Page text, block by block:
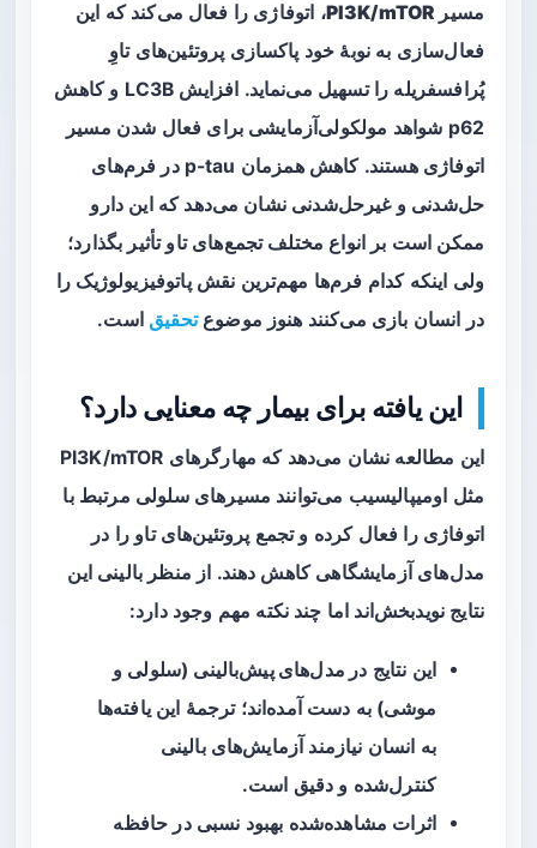
مسیر PI3K/mTOR، اتوفاژی را فعال می‌کند که این
فعال‌سازی به نوبهٔ خود پاکسازی پروتئین‌های تاوِ
پُرافسفریله را تسهیل می‌نماید. افزایش LC3B و کاهش
p62 شواهد مولکولی‌آزمایشی برای فعال شدن مسیر
اتوفاژی هستند. کاهش همزمان p-tau در فرم‌های
حل‌شدنی و غیرحل‌شدنی نشان می‌دهد که این دارو
ممکن است بر انواع مختلف تجمع‌های تاو تأثیر بگذارد؛
ولی اینکه کدام فرم‌ها مهم‌ترین نقش پاتوفیزیولوژیک را
در انسان بازی می‌کنند هنوز موضوعتحقیق است.
این یافته برای بیمار چه معنایی دارد؟
این مطالعه نشان می‌دهد که مهارگرهای PI3K/mTOR
مثل اومیپالیسیب می‌توانند مسیرهای سلولی مرتبط با
اتوفاژی را فعال کرده و تجمع پروتئین‌های تاو را در
مدل‌های آزمایشگاهی کاهش دهند. از منظر بالینی این
نتایج نویدبخش‌اند اما چند نکته مهم وجود دارد:
این نتایج در مدل‌های پیش‌بالینی (سلولی و
موشی) به دست آمده‌اند؛ ترجمهٔ این یافته‌ها
به انسان نیازمند آزمایش‌های بالینی
کنترل‌شده و دقیق است.
اثرات مشاهده‌شده بهبود نسبی در حافظه